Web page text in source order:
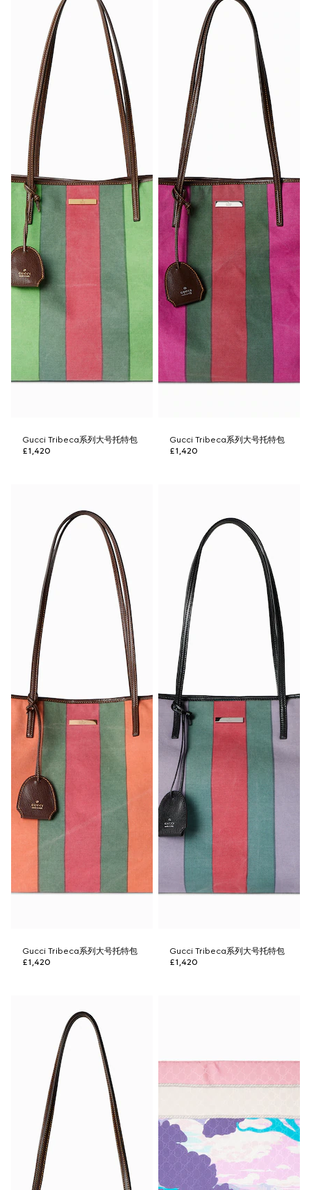
Gucci Tribeca系列大号托特包
£1,420
Gucci Tribeca系列大号托特包
£1,420
Gucci Tribeca系列大号托特包
£1,420
Gucci Tribeca系列大号托特包
£1,420